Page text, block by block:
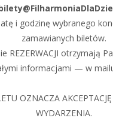
i godzinę wybranego
zamawianych biletów.
REZERWACJI otrzymają
informacjami — w
OZNACZA AKCEPTACJĘ
WYDARZENIA.